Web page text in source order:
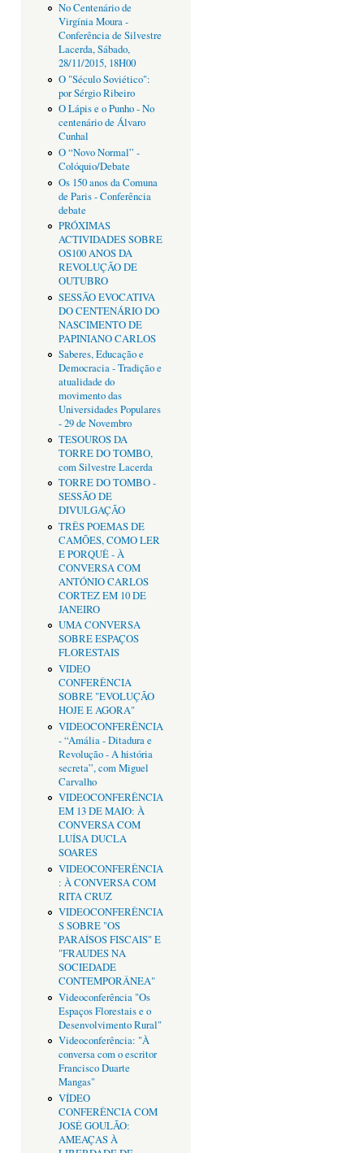
No Centenário de
Virgínia Moura -
Conferência de Silvestre
Lacerda, Sábado,
28/11/2015, 18H00
O "Século Soviético":
por Sérgio Ribeiro
O Lápis e o Punho - No
centenário de Álvaro
Cunhal
O “Novo Normal” -
Colóquio/Debate
Os 150 anos da Comuna
de Paris - Conferência
debate
PRÓXIMAS
ACTIVIDADES SOBRE
OS100 ANOS DA
REVOLUÇÃO DE
OUTUBRO
SESSÃO EVOCATIVA
DO CENTENÁRIO DO
NASCIMENTO DE
PAPINIANO CARLOS
Saberes, Educação e
Democracia - Tradição e
atualidade do
movimento das
Universidades Populares
- 29 de Novembro
TESOUROS DA
TORRE DO TOMBO,
com Silvestre Lacerda
TORRE DO TOMBO -
SESSÃO DE
DIVULGAÇÃO
TRÊS POEMAS DE
CAMÕES, COMO LER
E PORQUÊ - À
CONVERSA COM
ANTÓNIO CARLOS
CORTEZ EM 10 DE
JANEIRO
UMA CONVERSA
SOBRE ESPAÇOS
FLORESTAIS
VIDEO
CONFERÊNCIA
SOBRE "EVOLUÇÃO
HOJE E AGORA"
VIDEOCONFERÊNCIA
- “Amália - Ditadura e
Revolução - A história
secreta”, com Miguel
Carvalho
VIDEOCONFERÊNCIA
EM 13 DE MAIO: À
CONVERSA COM
LUÍSA DUCLA
SOARES
VIDEOCONFERÊNCIA
: À CONVERSA COM
RITA CRUZ
VIDEOCONFERÊNCIA
S SOBRE "OS
PARAÍSOS FISCAIS" E
"FRAUDES NA
SOCIEDADE
CONTEMPORÂNEA"
Videoconferência "Os
Espaços Florestais e o
Desenvolvimento Rural"
Videoconferência: "À
conversa com o escritor
Francisco Duarte
Mangas"
VÍDEO
CONFERÊNCIA COM
JOSÉ GOULÃO:
AMEAÇAS À